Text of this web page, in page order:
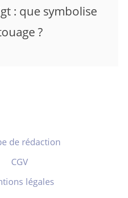
: que symbolise
?
de rédaction
CGV
légales